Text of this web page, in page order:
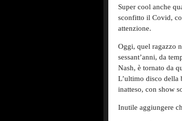
Super cool anche
sconfitto il Covid,
attenzione.
Oggi, quel ragazzo
sessant’anni, da
Nash, è tornato da
L’ultimo disco della
inatteso, con show
Inutile aggiungere